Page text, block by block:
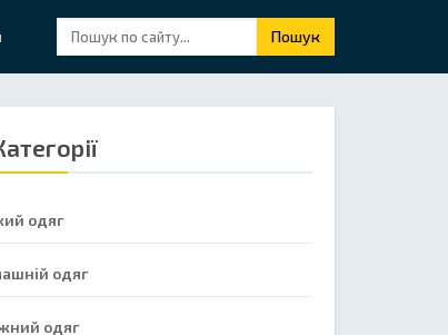
Пошук
одяг
одяг
одяг